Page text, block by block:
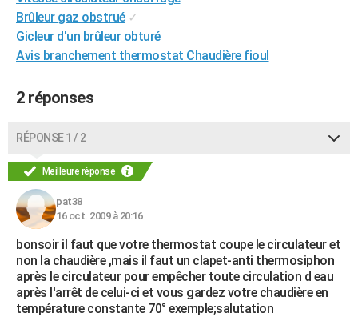
Bricolage
Lifestyle
Culture
Sport
Auto
Television
Voyage
Cinema
Brûleur gaz obstrué ✓
Gicleur d'un brûleur obturé
Avis branchement thermostat Chaudière fioul
2 réponses
RÉPONSE 1 / 2
Meilleure réponse
pat38
16 oct. 2009 à 20:16
bonsoir il faut que votre thermostat coupe le circulateur et
non la chaudière ,mais il faut un clapet-anti thermosiphon
après le circulateur pour empêcher toute circulation d eau
après l'arrêt de celui-ci et vous gardez votre chaudière en
température constante 70° exemple;salutation